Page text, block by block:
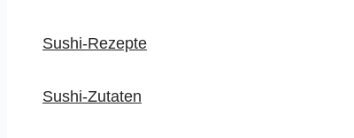
Sushi-Rezepte
Sushi-Zutaten